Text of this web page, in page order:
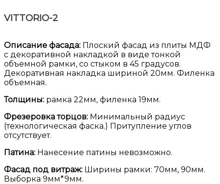
VITTORIO-2
Описание фасада: Плоский фасад из плиты МДФ
с декоративной накладкой в виде тонкой
объемной рамки, со стыком в 45 градусов.
Декоративная накладка шириной 20мм. Филенка
объемная.
Толщины: рамка 22мм, филенка 19мм.
Фрезеровка торцов: Минимальный радиус
(технологическая фаска.) Притупление углов
отсутствует.
Патина: Нанесение патины невозможно.
Фасад под витраж: Ширины рамки: 70мм, 90мм.
Выборка 9мм*9мм.